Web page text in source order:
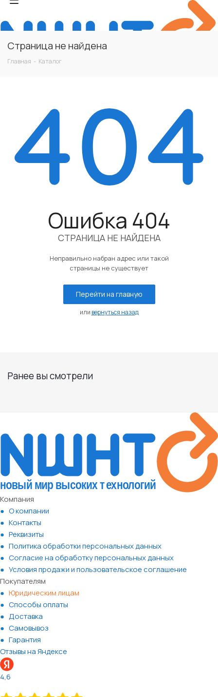
Страница не найдена
Главная - Каталог
Ошибка 404
СТРАНИЦА НЕ НАЙДЕНА
Неправильно набран адрес или такой
страницы не существует
Перейти на главную
или вернуться назад
Ранее вы смотрели
Компания
О компании
Контакты
Реквизиты
Политика обработки персональных данных
Согласие на обработку персональных данных
Условия продажи и пользовательское соглашение
Покупателям
Юридическим лицам
Способы оплаты
Доставка
Самовывоз
Гарантия
Отзывы на Яндексе
4,6